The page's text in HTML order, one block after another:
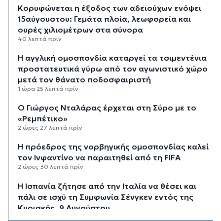
Κορυφώνεται η έξοδος των αδειούχων ενόψει
15αύγουστου: Γεμάτα πλοία, λεωφορεία και
ουρές χιλιομέτρων στα σύνορα
40 λεπτά πρίν
Η αγγλική ομοσπονδία καταργεί τα τσιμεντένια
προστατευτικά γύρω από τον αγωνιστικό χώρο
μετά τον θάνατο ποδοσφαιριστή
1 ώρα 25 λεπτά πρίν
Ο Γιώργος Νταλάρας έρχεται στη Σύρο με το
«Ρεμπέτικο»
2 ώρες 27 λεπτά πρίν
Η πρόεδρος της νορβηγικής ομοσπονδίας καλεί
τον Ινφαντίνο να παραιτηθεί από τη FIFA
2 ώρες 30 λεπτά πρίν
H Ισπανία ζήτησε από την Ιταλία να θέσει και
πάλι σε ισχύ τη Συμφωνία Σένγκεν εντός της
Κυριακής, 9 Αυγούστου